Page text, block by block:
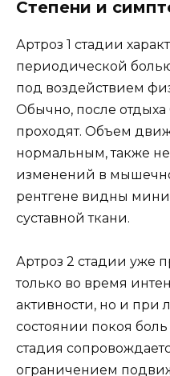
Степени и
Артроз 1 стадии
периодической болью
под воздействием
Обычно, после
проходят. Объем
нормальным, также
изменений в
рентгене видны
суставной ткани.
Артроз 2 стадии уже
только во время
активности, но и при
состоянии покоя боль
стадия
ограничением